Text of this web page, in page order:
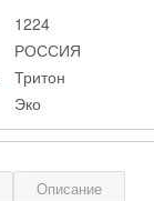
1224
РОССИЯ
Тритон
Эко
Описание